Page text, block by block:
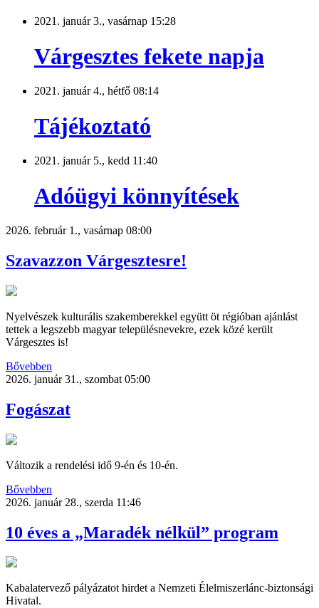
2021. január 3., vasárnap 15:28
Várgesztes fekete napja
2021. január 4., hétfő 08:14
Tájékoztató
2021. január 5., kedd 11:40
Adóügyi könnyítések
2026. február 1., vasárnap 08:00
Szavazzon Várgesztesre!
Nyelvészek kulturális szakemberekkel együtt öt régióban ajánlást
tettek a legszebb magyar településnevekre, ezek közé került
Várgesztes is!
Bővebben
2026. január 31., szombat 05:00
Fogászat
Változik a rendelési idő 9-én és 10-én.
Bővebben
2026. január 28., szerda 11:46
10 éves a „Maradék nélkül” program
Kabalatervező pályázatot hirdet a Nemzeti Élelmiszerlánc-biztonsági
Hivatal.